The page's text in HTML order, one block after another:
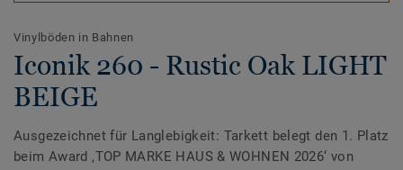
Vinylböden in Bahnen
Iconik 260 - Rustic Oak LIGHT
BEIGE
Ausgezeichnet für Langlebigkeit: Tarkett belegt den 1. Platz
beim Award ‚TOP MARKE HAUS & WOHNEN 2026‘ von